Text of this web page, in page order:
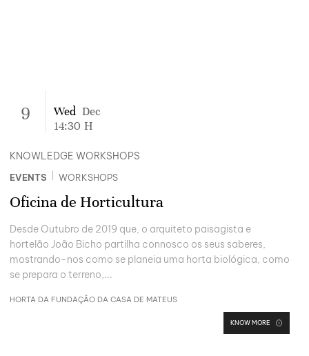
9 Wed Dec
14:30 H
EVENTS WORKSHOPS
Oficina de Horticultura
Desde Outubro de 2019 que, o arquiteto paisagista e
hortelão João Bicho partilha connosco os seus saberes,
mostrando-nos como se planeia uma horta biológica, como
se prepara o terreno,...
HORTA DA FUNDAÇÃO DA CASA DE MATEUS
KNOW MORE
KNOWLEDGE WORKSHOPS